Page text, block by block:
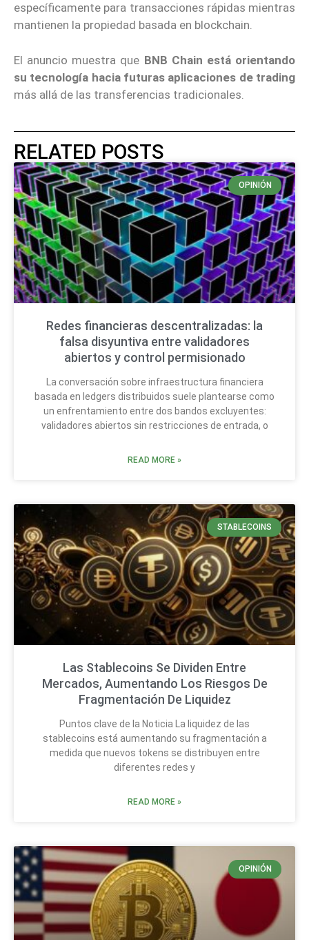
específicamente para transacciones rápidas mientras
mantienen la propiedad basada en blockchain.
El anuncio muestra que BNB Chain está orientando
su tecnología hacia futuras aplicaciones de trading
más allá de las transferencias tradicionales.
RELATED POSTS
OPINIÓN
Redes financieras descentralizadas: la
falsa disyuntiva entre validadores
abiertos y control permisionado
La conversación sobre infraestructura financiera
basada en ledgers distribuidos suele plantearse como
un enfrentamiento entre dos bandos excluyentes:
validadores abiertos sin restricciones de entrada, o
READ MORE »
STABLECOINS
Las Stablecoins Se Dividen Entre
Mercados, Aumentando Los Riesgos De
Fragmentación De Liquidez
Puntos clave de la Noticia La liquidez de las
stablecoins está aumentando su fragmentación a
medida que nuevos tokens se distribuyen entre
diferentes redes y
READ MORE »
OPINIÓN